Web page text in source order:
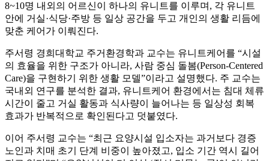
8~10명 내외의 어르신이 하나의 유니트를 이루며, 각 유니트
안에 거실·식당·주방 등 일상 공간을 두고 개인의 생활 리듬에
맞춘 케어가 이뤄진다.
주서령 경희대학교 주거환경학과 교수는 유니트케어를 “시설
의 효율을 위한 구조가 아니라, 사람 중심 돌봄(Person-Centered
Care)을 구현하기 위한 생활 모델”이라고 설명했다. 주 교수는
국내외 연구를 분석한 결과, 유니트케어 환경에서는 침대 체류
시간이 줄고 거실 활동과 식사량이 늘어나는 등 일상성 회복
효과가 반복적으로 확인된다고 덧붙였다.
이어 주서령 교수는 “최근 요양시설 입소자는 과거보다 경증
노인과 치매 초기 단계 비중이 높아졌고, 입소 기간 역시 길어